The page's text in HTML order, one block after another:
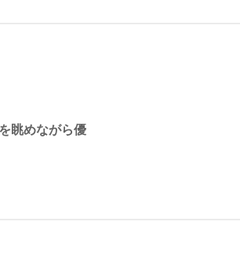
眺めながら優